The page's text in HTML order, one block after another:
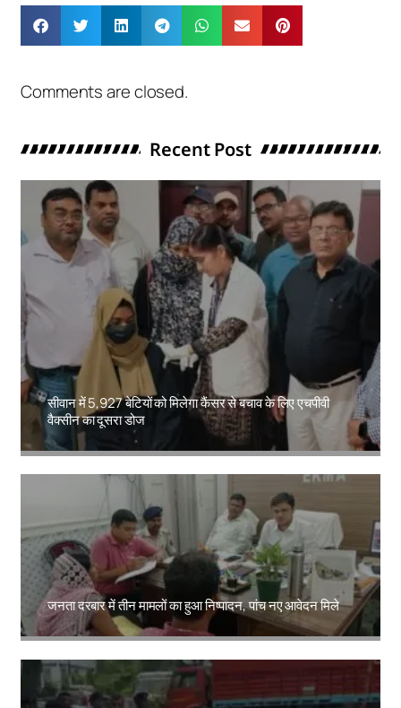
Comments are closed.
Recent Post
सीवान में 5,927 बेटियों को मिलेगा कैंसर से बचाव के लिए एचपीवी
वैक्सीन का दूसरा डोज
Amit Lekh
जनता दरबार में तीन मामलों का हुआ निष्पादन, पांच नए आवेदन मिले
Amit Lekh